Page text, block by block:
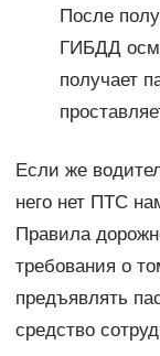
После
ГИБДД
получает
Если же
него нет ПТС
Правила
требования о
предъявлять
средство